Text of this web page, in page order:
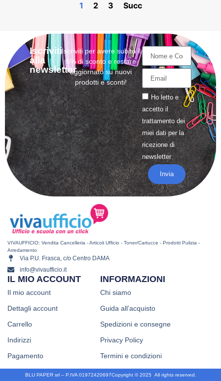
1 2 3 Succ
Iscriviti
alla
newsletter
Iscriviti per avere subito il
5% di sconto e restare
aggiornato su nuovi
prodotti e sconti!
Ho letto e
accetto il
trattamentodei
miei dati per la
ricezione di
newsletter
Invia
VIVAUFFICIO: Vendita Cancelleria - Articoli Ufficio - Toner/Cartucce - Prodotti Pulizia -
Arredamento
Via P.U. Frasca, c/o Centro DAMA
info@vivaufficio.it
INFORMAZIONI
Chi siamo
Guida all’acquisto
Spedizioni e consegne
Privacy Policy
Termini e condizioni
IL MIO ACCOUNT
Il mio account
Dettagli account
Carrello
Indirizzi
Pagamento
Copyright © 2025 All rights reserved.
BLU PAPER srl – P.IVA 01972420697